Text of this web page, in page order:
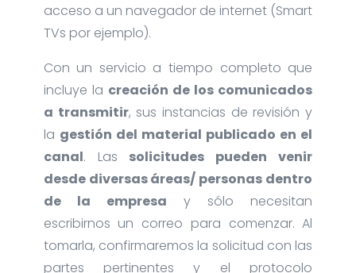
acceso a un navegador de internet (Smart
TVs por ejemplo).
Con un servicio a tiempo completo que
incluye la creación de los comunicados
a transmitir, sus instancias de revisión y
la gestión del material publicado en el
canal. Las solicitudes pueden venir
desde diversas áreas/ personas dentro
de la empresa y sólo necesitan
escribirnos un correo para comenzar. Al
tomarla, confirmaremos la solicitud con las
partes pertinentes y el protocolo